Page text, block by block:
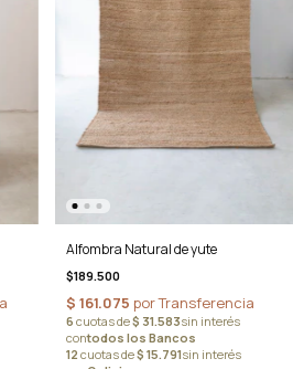
Alfombra Natural de yute
$189.500